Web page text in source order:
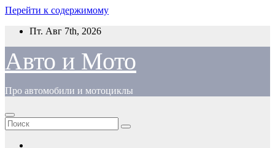
Перейти к содержимому
Пт. Авг 7th, 2026
Авто и Мото
Про автомобили и мотоциклы